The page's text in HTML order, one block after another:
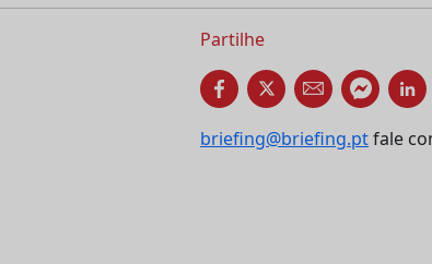
Partilhe
briefing@briefing.ptfale